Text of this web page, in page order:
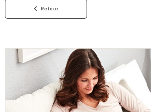
Retour